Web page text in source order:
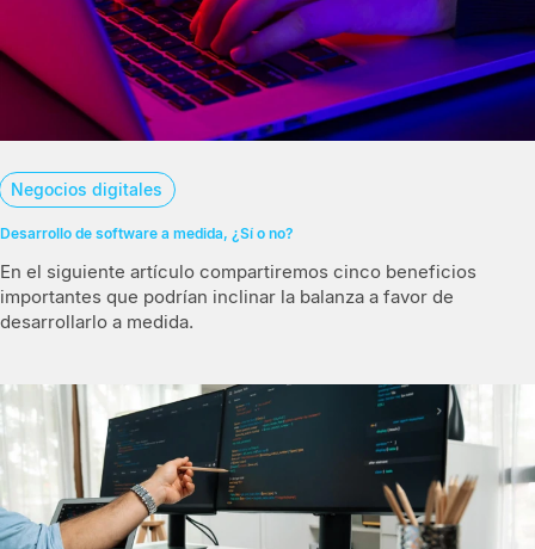
Negocios digitales
Desarrollo de software a medida, ¿Sí o no?
En el siguiente artículo compartiremos cinco beneficios
importantes que podrían inclinar la balanza a favor de
desarrollarlo a medida.